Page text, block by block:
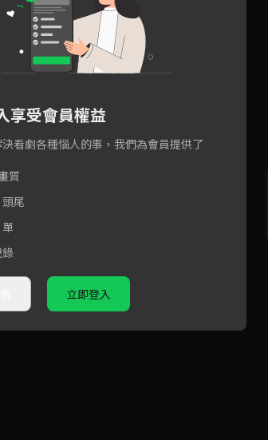
享受會員權益
看劇各種惱人的事，我們為會員提供了
質
尾
立即登入